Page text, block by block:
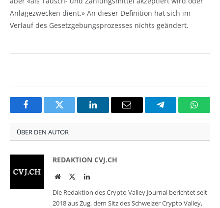
Anlagezwecken dient.» An dieser Definition hat sich im
Verlauf des Gesetzgebungsprozesses nichts geändert.
FacebookTwitter LinkedInEmail Telegram
ÜBER DEN AUTOR
REDAKTION CVJ.CH
WebsiteTwitterLinkedIn
Die Redaktion des Crypto Valley Journal berichtet seit
2018 aus Zug, dem Sitz des Schweizer Crypto Valley,